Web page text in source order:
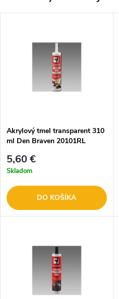
Akrylový tmel transparent 310
ml Den Braven 20101RL
5,60 €
Skladom
DO KOŠÍKA